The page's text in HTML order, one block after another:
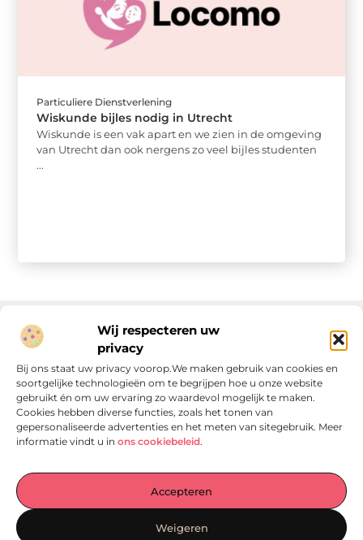
Wij respecteren uw
privacy
Bij ons staat uw privacy voorop.We maken gebruik van cookies en
soortgelijke technologieën om te begrijpen hoe u onze website
gebruikt én om uw ervaring zo waardevol mogelijk te maken.
Cookies hebben diverse functies, zoals het tonen van
gepersonaliseerde advertenties en het meten van sitegebruik. Meer
informatie vindt u in ons cookiebeleid.
Accepteren
Weigeren
Particuliere Dienstverlening
Wiskunde bijles nodig in Utrecht
Wiskunde is een vak apart en we zien in de omgeving
van Utrecht dan ook nergens zo veel bijles studenten
...
zetten
, praktische tips waar je écht iets aan hebt en artikelen
vandaag opLocomo.nl
Onze informatie